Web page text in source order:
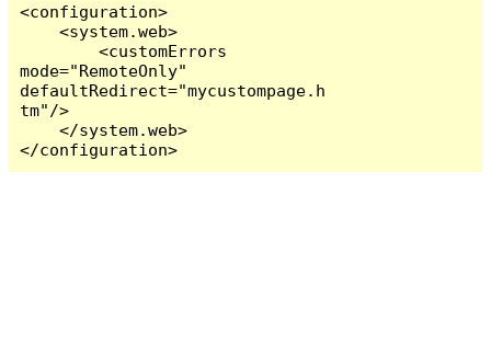
<configuration>
    <system.web>
        <customErrors
mode="RemoteOnly"
defaultRedirect="mycustompage.h
tm"/>
    </system.web>
</configuration>